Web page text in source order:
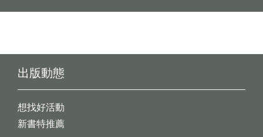
出版動態
想找好活動
新書特推薦